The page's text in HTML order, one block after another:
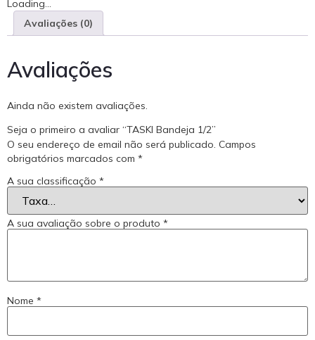
Loading...
Avaliações (0)
Avaliações
Ainda não existem avaliações.
Seja o primeiro a avaliar “TASKI Bandeja 1/2”
O seu endereço de email não será publicado. Campos
obrigatórios marcados com *
A sua classificação *
A sua avaliação sobre o produto *
Nome *